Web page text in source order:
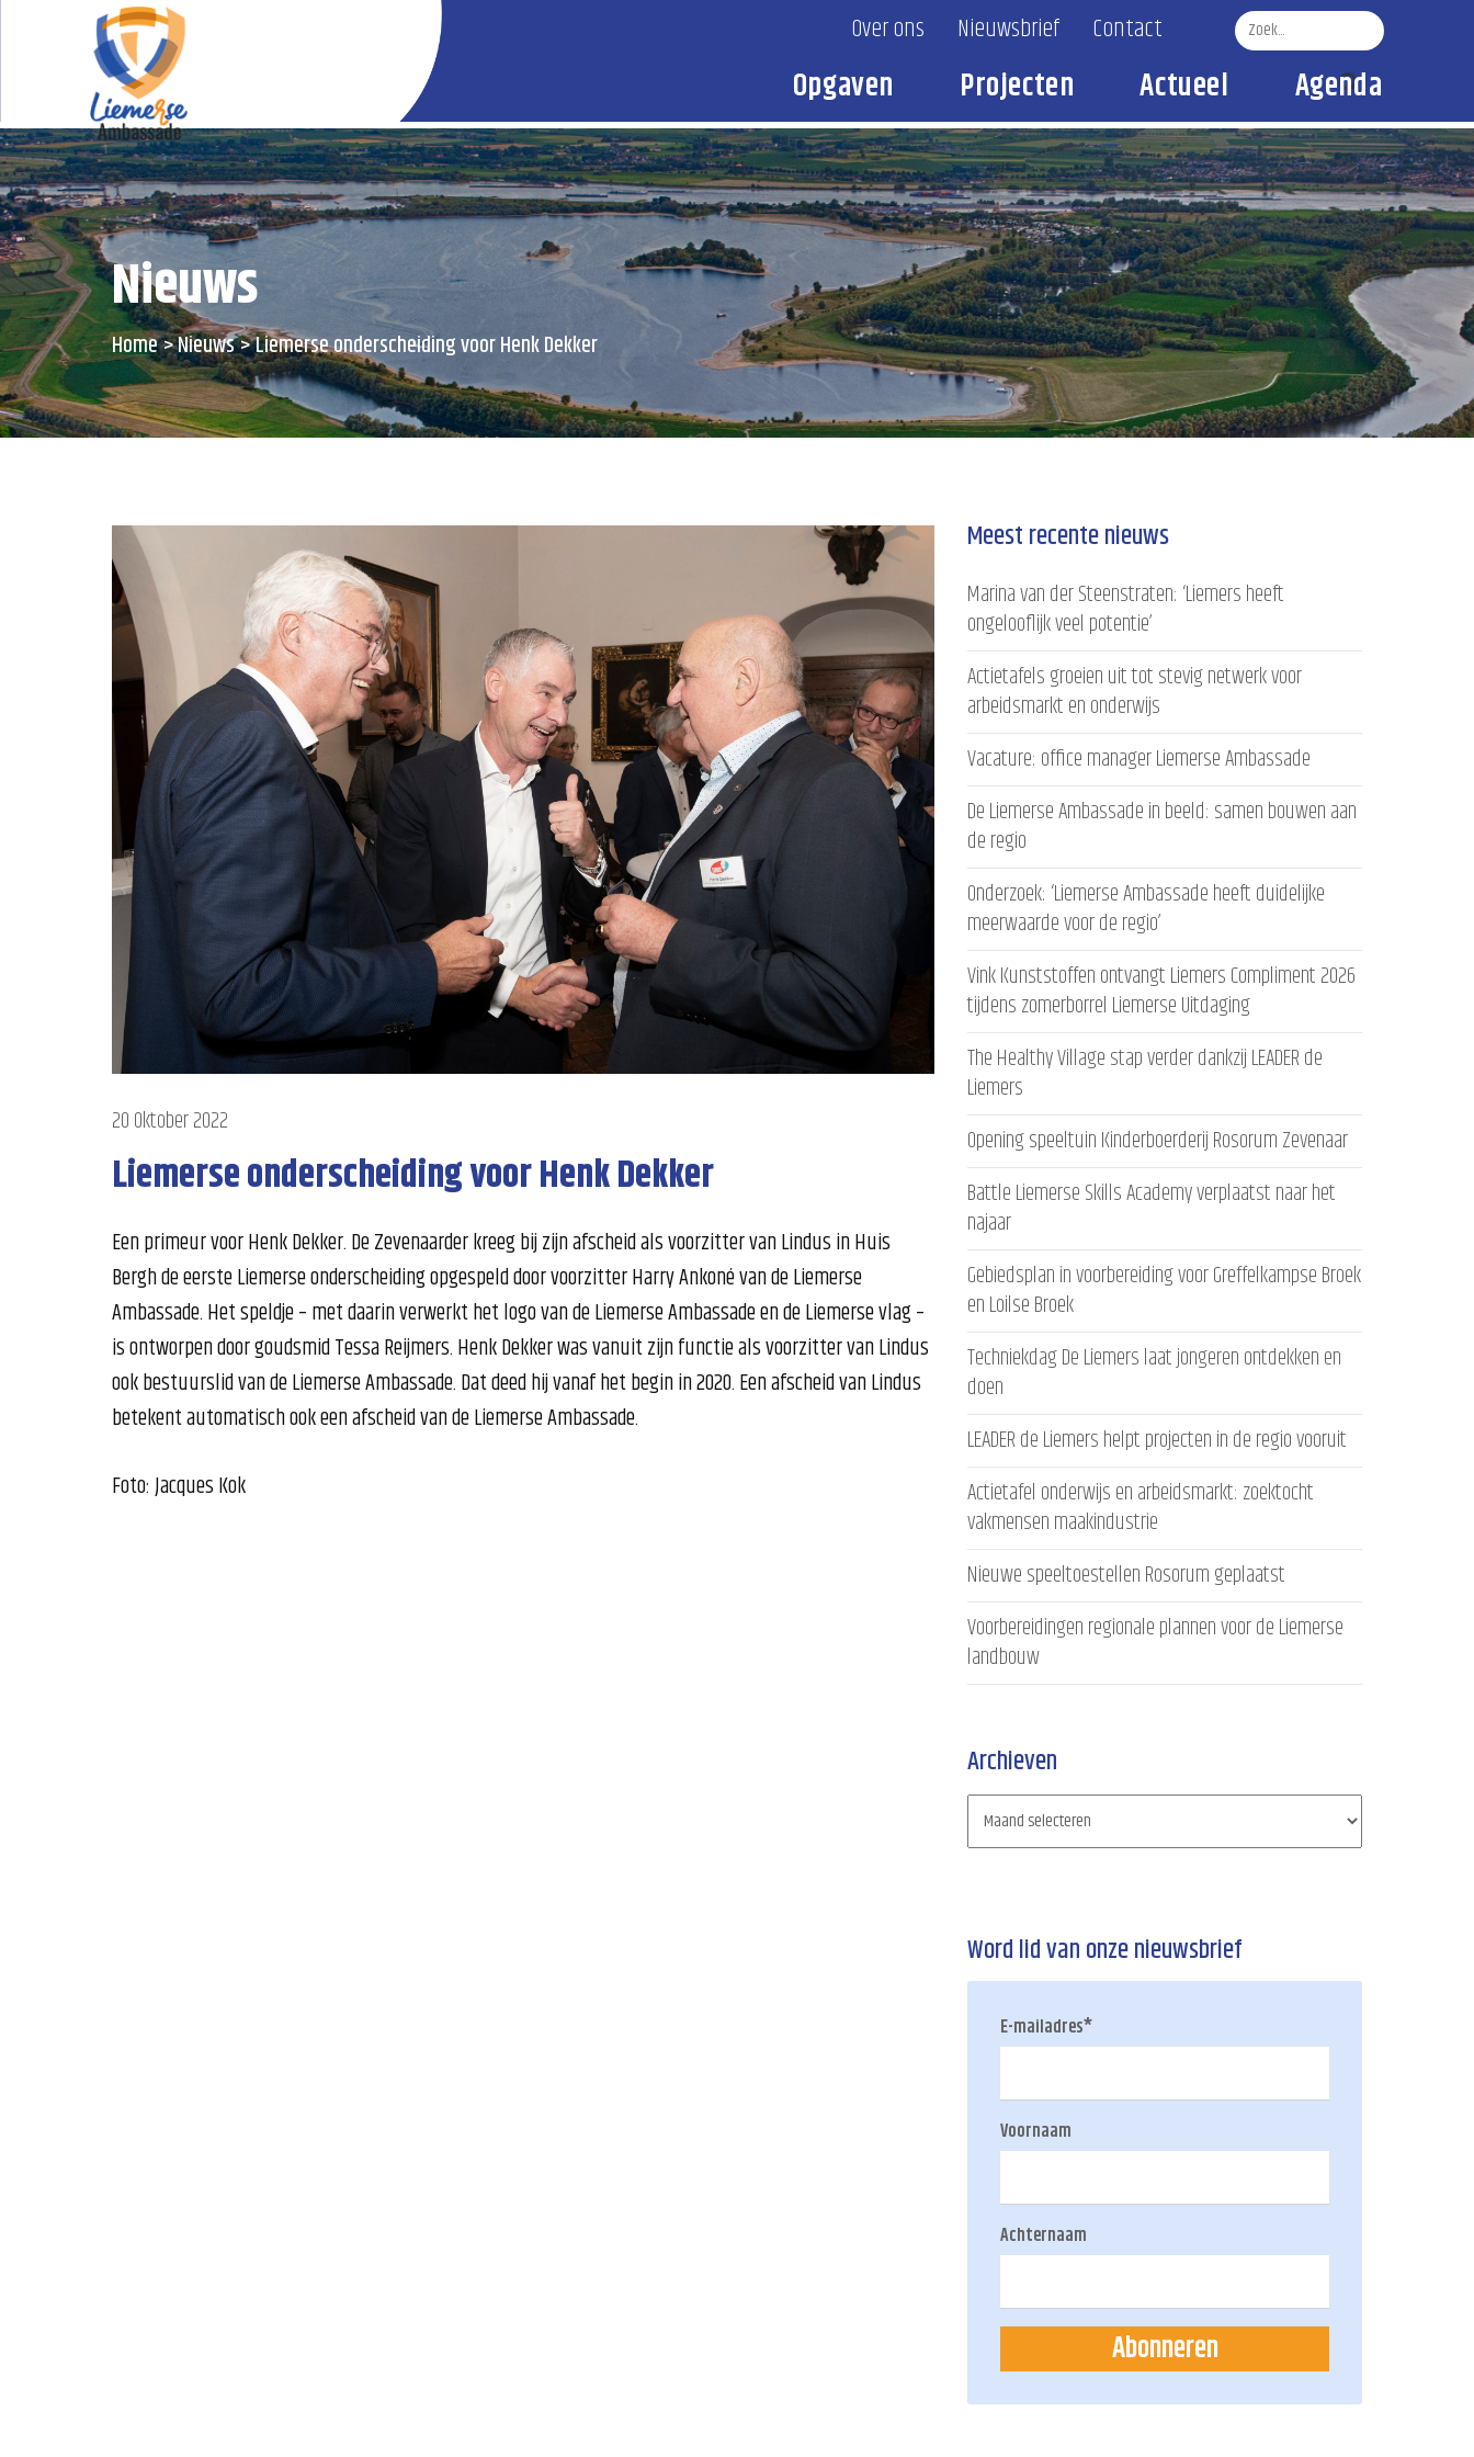
Over ons Nieuwsbrief Contact
Zoek
Opgaven Projecten Actueel Agenda
Nieuws
Home Nieuws Liemerse onderscheiding voor Henk Dekker
20 Oktober 2022
Liemerse onderscheiding voor Henk Dekker
Een primeur voor Henk Dekker. De Zevenaarder kreeg bij zijn afscheid als voorzitter van Lindus in Huis
Bergh de eerste Liemerse onderscheiding opgespeld door voorzitter Harry Ankoné van de Liemerse
Ambassade. Het speldje – met daarin verwerkt het logo van de Liemerse Ambassade en de Liemerse vlag –
is ontworpen door goudsmid Tessa Reijmers. Henk Dekker was vanuit zijn functie als voorzitter van Lindus
ook bestuurslid van de Liemerse Ambassade. Dat deed hij vanaf het begin in 2020. Een afscheid van Lindus
betekent automatisch ook een afscheid van de Liemerse Ambassade.
Foto: Jacques Kok
Meest recente nieuws
Marina van der Steenstraten: ‘Liemers heeft
ongelooflijk veel potentie’
Actietafels groeien uit tot stevig netwerk voor
arbeidsmarkt en onderwijs
Vacature: office manager Liemerse Ambassade
De Liemerse Ambassade in beeld: samen bouwen aan
de regio
Onderzoek: ‘Liemerse Ambassade heeft duidelijke
meerwaarde voor de regio’
Vink Kunststoffen ontvangt Liemers Compliment 2026
tijdens zomerborrel Liemerse Uitdaging
The Healthy Village stap verder dankzij LEADER de
Liemers
Opening speeltuin Kinderboerderij Rosorum Zevenaar
Battle Liemerse Skills Academy verplaatst naar het
najaar
Gebiedsplan in voorbereiding voor Greffelkampse Broek
en Loilse Broek
Techniekdag De Liemers laat jongeren ontdekken en
doen
LEADER de Liemers helpt projecten in de regio vooruit
Actietafel onderwijs en arbeidsmarkt: zoektocht
vakmensen maakindustrie
Nieuwe speeltoestellen Rosorum geplaatst
Voorbereidingen regionale plannen voor de Liemerse
landbouw
Archieven
Word lid van onze nieuwsbrief
E-mailadres*
Voornaam
Achternaam
Abonneren